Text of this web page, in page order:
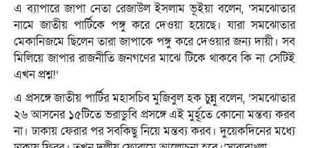
এ ব্যাপারে জাপা নেতা রেজাউল ইসলাম ভূইয়া বলেন, ‘সমঝোতার
নামে জাতীয় পার্টিকে পঙ্গু করে দেওয়া হয়েছে। যারা সমঝোতার
মেকানিজমে ছিলেন তারা জাপাকে পঙ্গু করে দেওয়ার জন্য দায়ী। সব
মিলিয়ে জাপার রাজনীতি জনগণের মাঝে টিকে থাকবে কি না সেটিই
এখন প্রশ্ন!‘
এ প্রসঙ্গে জাতীয় পার্টির মহাসচিব মুজিবুল হক চুন্নু বলেন, ‘সমঝোতার
২৬ আসনের ১৫টিতে ভরাডুবি প্রসঙ্গে এই মুর্হূতে কোনো মন্তব্য করব
না। ঢাকায় ফেরার পর সবকিছু নিয়ে মন্তব্য করব। দুয়েকদিনের মধ্যে